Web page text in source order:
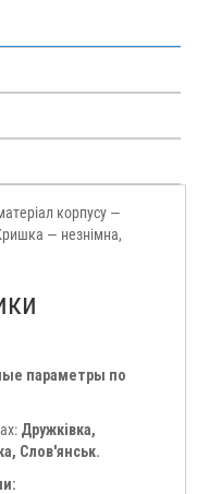
корпусу —
— незнімна,
параметры по
Дружківка,
Слов'янськ.